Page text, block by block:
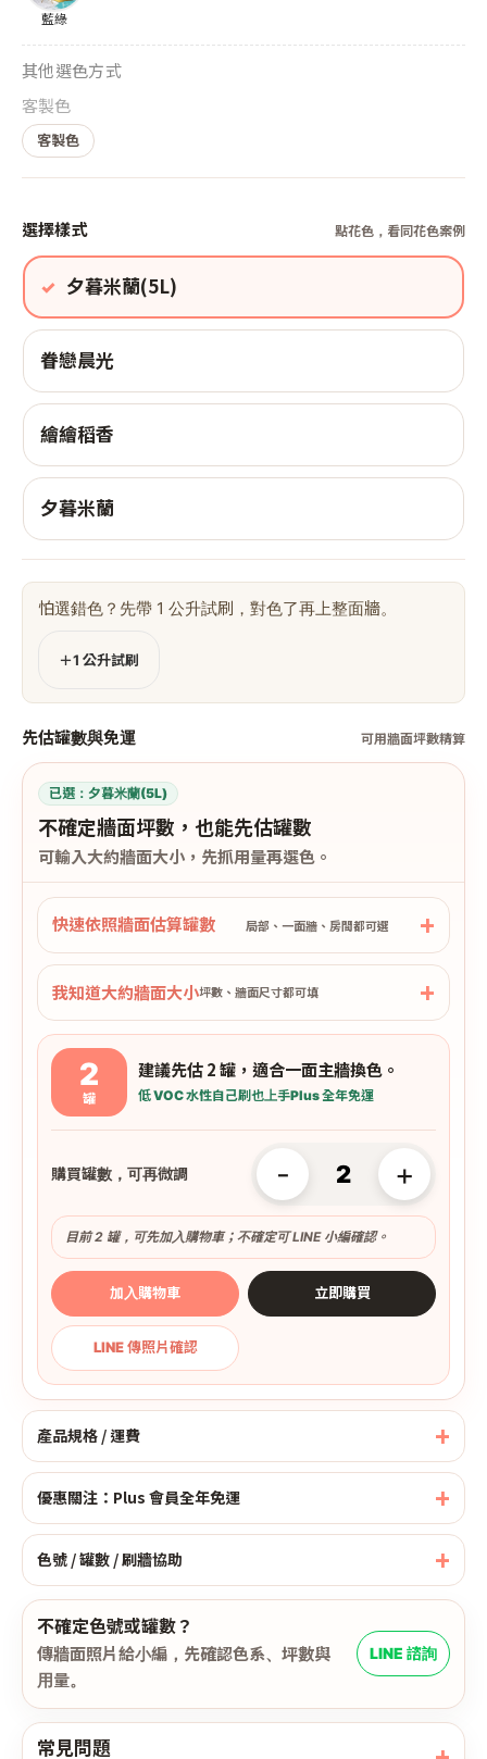
藍綠
其他選色方式
客製色
客製色
選擇樣式 點花色，看同花色案例
夕暮米蘭(5L)
眷戀晨光
繪繪稻香
夕暮米蘭
怕選錯色？先帶 1 公升試刷，對色了再上整面牆。
＋1 公升試刷
先估罐數與免運 可用牆面坪數精算
已選： 夕暮米蘭(5L)
不確定牆面坪數，也能先估罐數
可輸入大約牆面大小，先抓用量再選色。
快速依照牆面估算罐數 局部、一面牆、房間都可選
我知道大約牆面大小坪數、牆面尺寸都可填
2
罐
建議先估 2 罐，適合一面主牆換色。
低 VOC 水性自己刷也上手Plus 全年免運
購買罐數，可再微調 - +
目前 2 罐，可先加入購物車；不確定可 LINE 小編確認。
加入購物車 立即購買
LINE 傳照片確認
產品規格 / 運費
優惠關注：Plus 會員全年免運
色號 / 罐數 / 刷牆協助
不確定色號或罐數？
傳牆面照片給小編，先確認色系、坪數與
用量。
LINE 諮詢
常見問題